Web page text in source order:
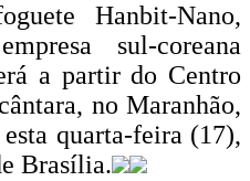
Hanbit-Nano,
sul-coreana
a partir do Centro
no Maranhão,
quarta-feira (17),
Brasília.